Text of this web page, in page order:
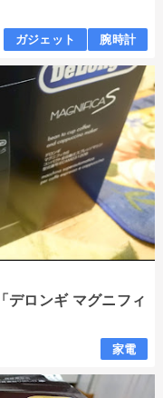
ガジェット 腕時計
デロンギ マグニフィ
家電